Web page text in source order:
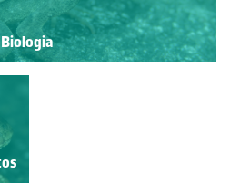
Biologia